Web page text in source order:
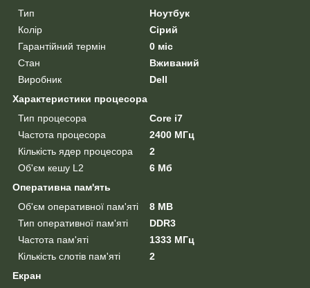
Тип
Ноутбук
Колір
Сірий
Гарантійний термін
0 міс
Стан
Вживаний
Виробник
Dell
Характеристики процесора
Тип процесора
Core i7
Частота процесора
2400 МГц
Кількість ядер процесора
2
Об'єм кешу L2
6 Мб
Оперативна пам'ять
Об'єм оперативної пам'яті
8 MB
Тип оперативної пам'яті
DDR3
Частота пам'яті
1333 МГц
Кількість слотів пам'яті
2
Екран